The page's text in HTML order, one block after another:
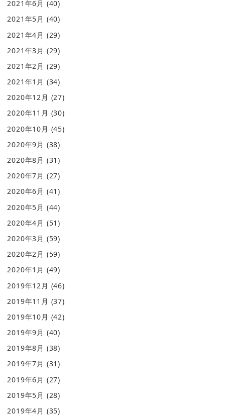
2021年6月 (40)
2021年5月 (40)
2021年4月 (29)
2021年3月 (29)
2021年2月 (29)
2021年1月 (34)
2020年12月 (27)
2020年11月 (30)
2020年10月 (45)
2020年9月 (38)
2020年8月 (31)
2020年7月 (27)
2020年6月 (41)
2020年5月 (44)
2020年4月 (51)
2020年3月 (59)
2020年2月 (59)
2020年1月 (49)
2019年12月 (46)
2019年11月 (37)
2019年10月 (42)
2019年9月 (40)
2019年8月 (38)
2019年7月 (31)
2019年6月 (27)
2019年5月 (28)
2019年4月 (35)